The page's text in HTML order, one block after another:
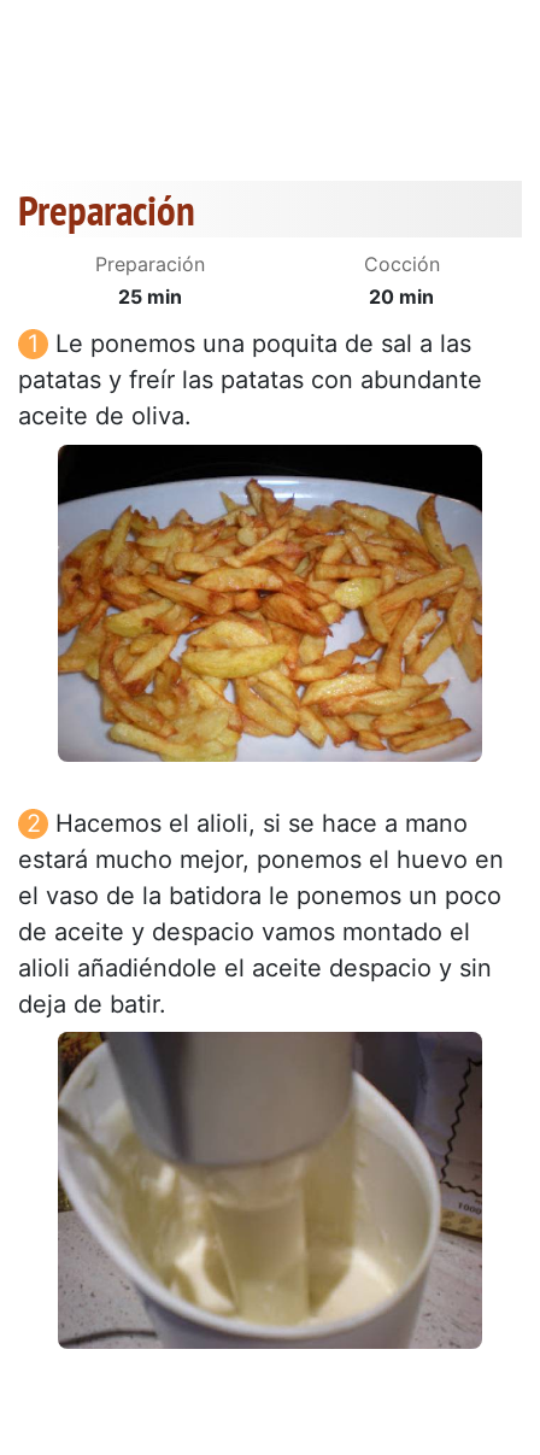
Preparación
Preparación
25 min
Cocción
20 min
Le ponemos una poquita de sal a las
patatas y freír las patatas con abundante
aceite de oliva.
Hacemos el alioli, si se hace a mano
estará mucho mejor, ponemos el huevo en
el vaso de la batidora le ponemos un poco
de aceite y despacio vamos montado el
alioli añadiéndole el aceite despacio y sin
deja de batir.